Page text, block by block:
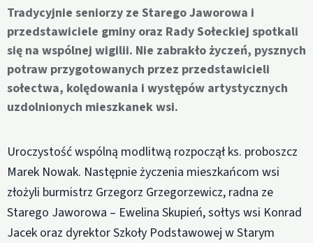
Tradycyjnie seniorzy ze Starego Jaworowa i
przedstawiciele gminy oraz Rady Sołeckiej spotkali
się na wspólnej wigilii. Nie zabrakło życzeń, pysznych
potraw przygotowanych przez przedstawicieli
sołectwa, kolędowania i występów artystycznych
uzdolnionych mieszkanek wsi.
Uroczystość wspólną modlitwą rozpoczął ks. proboszcz
Marek Nowak. Następnie życzenia mieszkańcom wsi
złożyli burmistrz Grzegorz Grzegorzewicz, radna ze
Starego Jaworowa – Ewelina Skupień, sołtys wsi Konrad
Jacek oraz dyrektor Szkoły Podstawowej w Starym